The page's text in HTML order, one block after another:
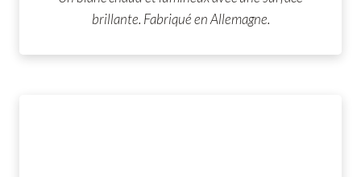
brillante. Fabriqué en Allemagne.